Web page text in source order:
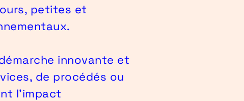
petites et
innovante et
de procédés ou
l’impact